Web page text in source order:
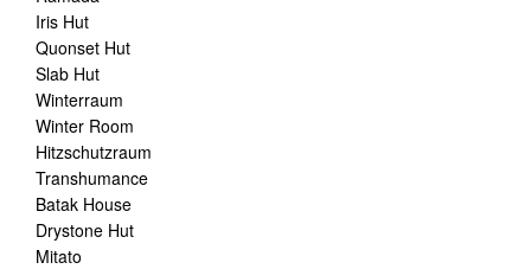
Iris Hut
Quonset Hut
Slab Hut
Winterraum
Winter Room
Hitzschutzraum
Transhumance
Batak House
Drystone Hut
Mitato